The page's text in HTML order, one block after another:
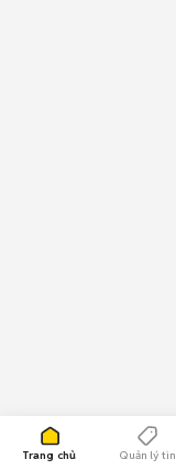
Trang chủ Quản lý tin